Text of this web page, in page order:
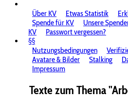
Über KV
Etwas Statistik
Spende für KV
Unsere
KV
Passwort vergessen?
§§
Nutzungsbedingungen
Avatare & Bilder
Stalking
Impressum
Texte zum Thema